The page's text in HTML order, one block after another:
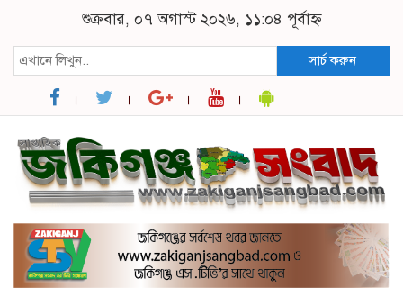
শুক্রবার, ০৭ অগাস্ট ২০২৬, ১১:০৪ পূর্বাহ্ন
সার্চ করুন